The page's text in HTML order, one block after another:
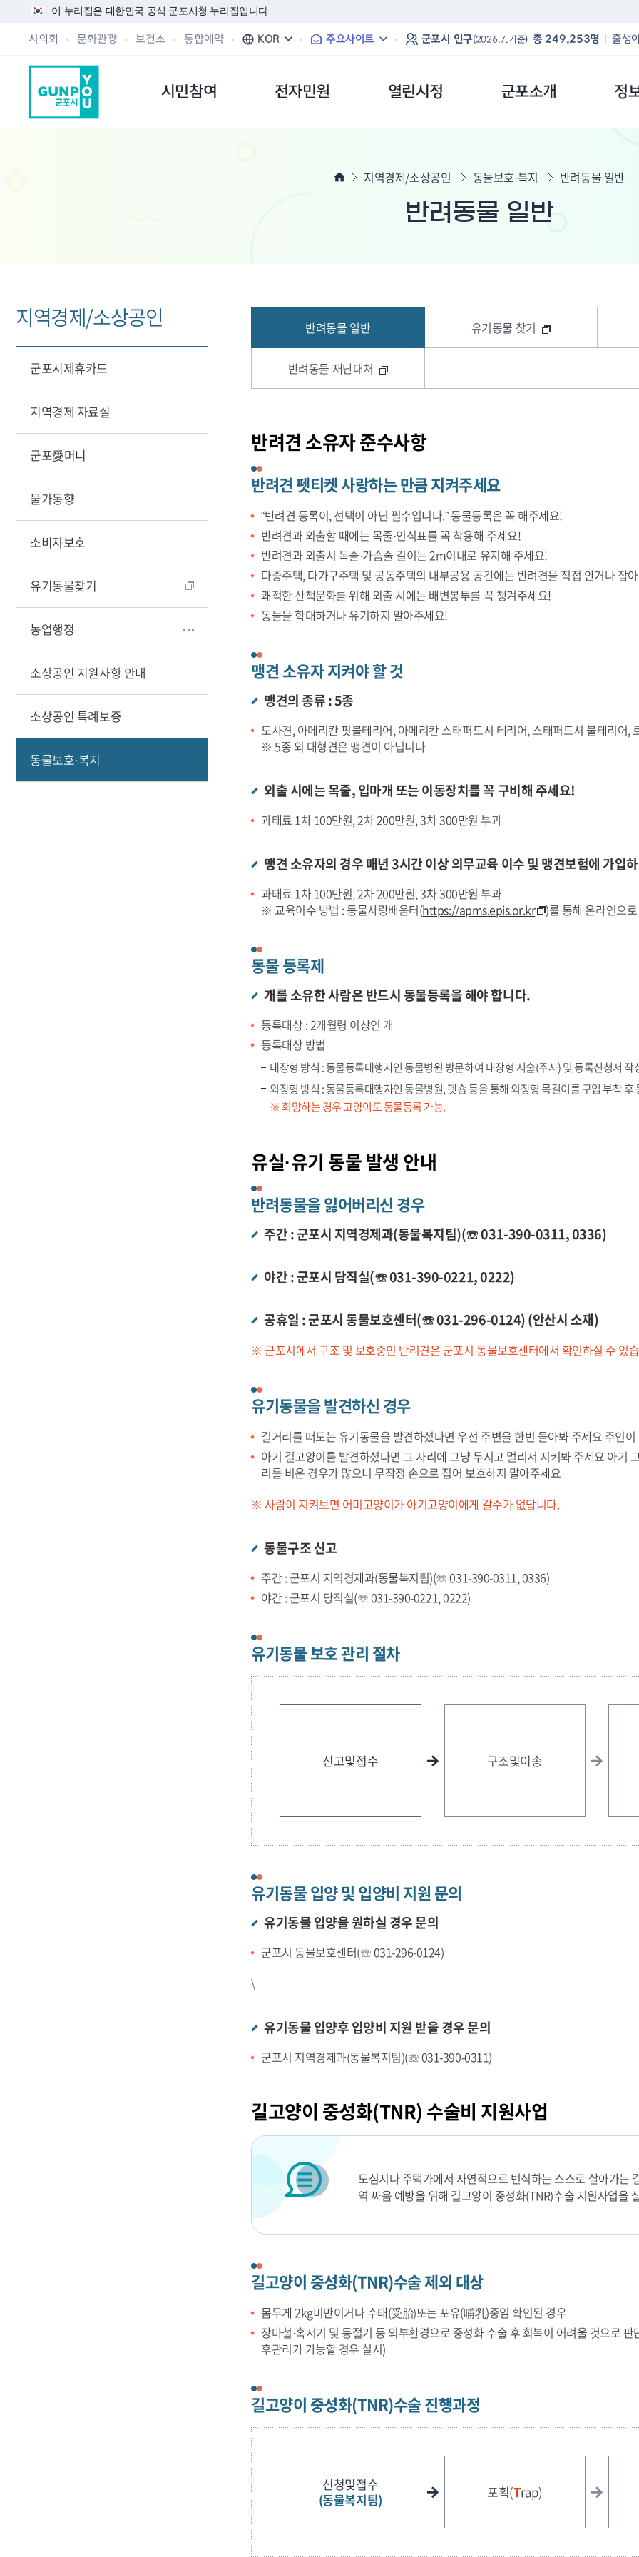
이 누리집은 대한민국 공식 군포시청 누리집입니다.
시의회 문화관광 보건소 통합예약 KOR 주요사이트 군포시 인구(2026.7.기준) 총 249,253명 출생
시민참여 전자민원 열린시정 군포소개 정
지역경제/소상공인
군포시제휴카드
지역경제 자료실
군포愛머니
물가동향
소비자보호
유기동물찾기
농업행정
소상공인 지원사항 안내
소상공인 특례보증
동물보호·복지
지역경제/소상공인 동물보호·복지 반려동물 일반
반려동물 일반
반려동물 일반 유기동물 찾기
반려동물 재난대처
반려견 소유자 준수사항
반려견 펫티켓 사랑하는 만큼 지켜주세요
“반려견 등록이, 선택이 아닌 필수입니다.” 동물등록은 꼭 해주세요!
반려견과 외출할 때에는 목줄·인식표를 꼭 착용해 주세요!
반려견과 외출시 목줄·가슴줄 길이는 2m이내로 유지해 주세요!
다중주택, 다가구주택 및 공동주택의 내부공용 공간에는 반려견을 직접 안거나 잡
쾌적한 산책문화를 위해 외출 시에는 배변봉투를 꼭 챙겨주세요!
동물을 학대하거나 유기하지 말아주세요!
맹견 소유자 지켜야 할 것
맹견의 종류 : 5종
도사견, 아메리칸 핏불테리어, 아메리칸 스태퍼드셔 테리어, 스태퍼드셔 불테리어,
※ 5종 외 대형견은 맹견이 아닙니다
외출 시에는 목줄, 입마개 또는 이동장치를 꼭 구비해 주세요!
과태료 1차 100만원, 2차 200만원, 3차 300만원 부과
맹견 소유자의 경우 매년 3시간 이상 의무교육 이수 및 맹견보험에 가입
과태료 1차 100만원, 2차 200만원, 3차 300만원 부과
※ 교육이수 방법 : 동물사랑배움터(https://apms.epis.or.kr )를 통해 온라인으
동물 등록제
개를 소유한 사람은 반드시 동물등록을 해야 합니다.
등록대상 : 2개월령 이상인 개
등록대상 방법
내장형 방식 : 동물등록대행자인 동물병원 방문하여 내장형 시술(주사) 및 등록신청서 작
외장형 방식 : 동물등록대행자인 동물병원, 펫숍 등을 통해 외장형 목걸이를 구입 부착 후
※ 희망하는 경우 고양이도 동물등록 가능.
유실·유기 동물 발생 안내
반려동물을 잃어버리신 경우
주간 : 군포시 지역경제과(동물복지팀)(☏ 031-390-0311, 0336)
야간 : 군포시 당직실(☏ 031-390-0221, 0222)
공휴일 : 군포시 동물보호센터(☏ 031-296-0124) (안산시 소재)
※ 군포시에서 구조 및 보호중인 반려견은 군포시 동물보호센터에서 확인하실 수 있
유기동물을 발견하신 경우
길거리를 떠도는 유기동물을 발견하셨다면 우선 주변을 한번 돌아봐 주세요 주인
아기 길고양이를 발견하셨다면 그 자리에 그냥 두시고 멀리서 지켜봐 주세요 아기
리를 비운 경우가 많으니 무작정 손으로 집어 보호하지 말아주세요
※ 사람이 지켜보면 어미고양이가 아기고양이에게 갈수가 없답니다.
동물구조 신고
주간 : 군포시 지역경제과(동물복지팀)(☏ 031-390-0311, 0336)
야간 : 군포시 당직실(☏ 031-390-0221, 0222)
유기동물 보호 관리 절차
신고및접수 구조및이송
유기동물 입양 및 입양비 지원 문의
유기동물 입양을 원하실 경우 문의
군포시 동물보호센터(☏ 031-296-0124)
\
유기동물 입양후 입양비 지원 받을 경우 문의
군포시 지역경제과(동물복지팀)(☏ 031-390-0311)
길고양이 중성화(TNR) 수술비 지원사업
도심지나 주택가에서 자연적으로 번식하는 스스로 살아가는
역 싸움 예방을 위해 길고양이 중성화(TNR)수술 지원사업을
길고양이 중성화(TNR)수술 제외 대상
몸무게 2kg미만이거나 수태(受胎)또는 포유(哺乳)중임 확인된 경우
장마철·혹서기 및 동절기 등 외부환경으로 중성화 수술 후 회복이 어려울 것으로
후관리가 가능할 경우 실시)
길고양이 중성화(TNR)수술 진행과정
신청및접수
(동물복지팀)
포획(Trap)